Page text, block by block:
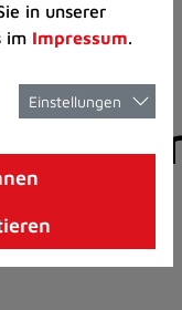
in unserer
im Impressum.
Einstellungen